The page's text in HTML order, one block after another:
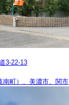
3-22-13
南町）、美濃市、関市